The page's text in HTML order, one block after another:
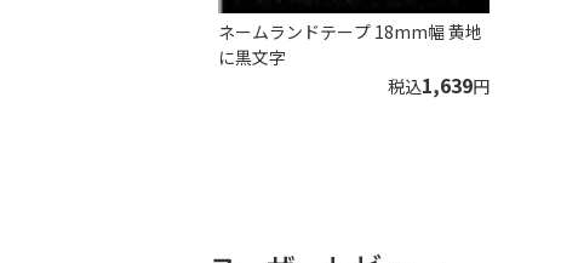
ネームランドテープ 18mm幅 黄地
に黒文字
税込1,639円